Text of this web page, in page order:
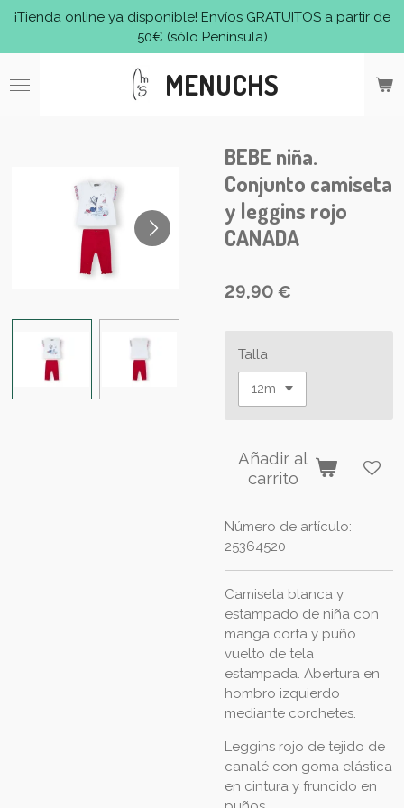
Ir
contenido
principal
MENUCHS
¡Tienda online ya disponible! Envíos GRATUITOS a partir de
50€ (sólo Península)
BEBE niña.
Conjunto camiseta
y leggins rojo
CANADA
29,90 €
Talla
Añadir al
carrito
Número de artículo:
25364520
Camiseta blanca y
estampado de niña con
manga corta y puño
vuelto de tela
estampada. Abertura en
hombro izquierdo
mediante corchetes.
Leggins rojo de tejido de
canalé con goma elástica
en cintura y fruncido en